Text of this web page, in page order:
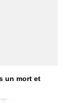
un mort et